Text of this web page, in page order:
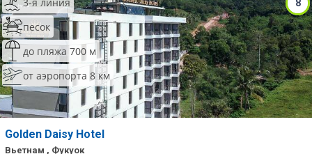
8
песок
до пляжа 700 м
от аэропорта 8 км
Golden Daisy Hotel
Вьетнам , Фукуок